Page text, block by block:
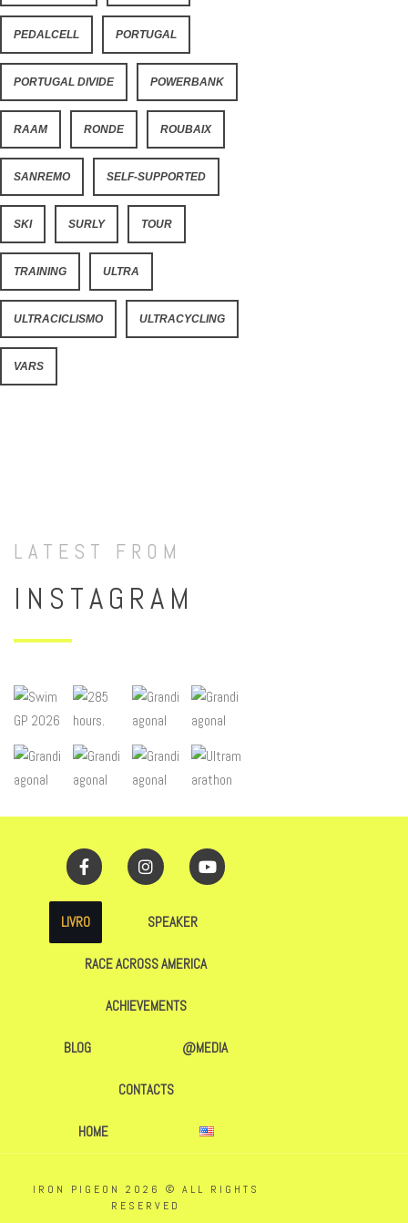
PEDALCELL PORTUGAL
PORTUGAL DIVIDE POWERBANK
RAAM RONDE ROUBAIX
SANREMO SELF-SUPPORTED
SKI SURLY TOUR
TRAINING ULTRA
ULTRACICLISMO ULTRACYCLING
VARS
LATEST FROM
INSTAGRAM
LIVRO SPEAKER
RACE ACROSS AMERICA
ACHIEVEMENTS
BLOG @MEDIA
CONTACTS
HOME
IRON PIGEON 2026 © ALL RIGHTS
RESERVED